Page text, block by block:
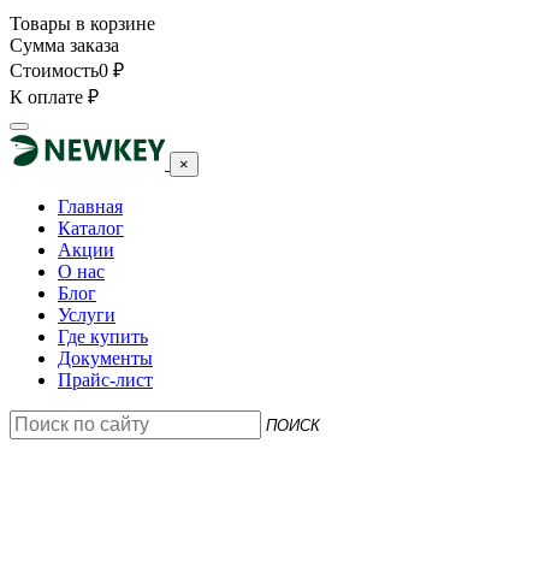
Товары в корзине
Сумма заказа
Стоимость0 ₽
К оплате ₽
×
Главная
Каталог
Акции
О нас
Блог
Услуги
Где купить
Документы
Прайс-лист
ПОИСК